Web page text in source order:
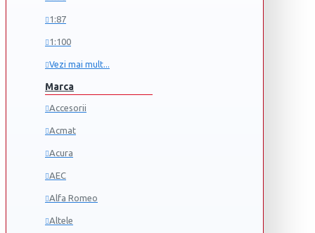
1:87
1:100
Vezi mai mult...
Marca
Accesorii
Acmat
Acura
AEC
Alfa Romeo
Altele